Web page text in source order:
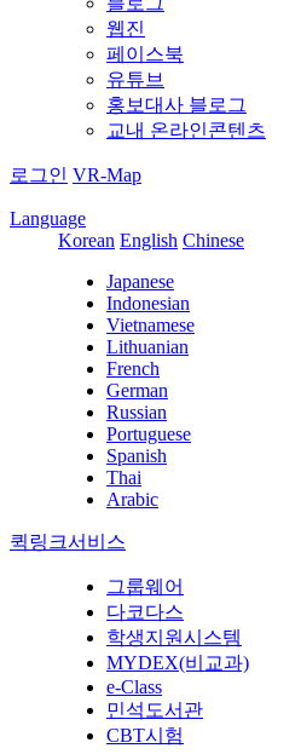
웹진
페이스북
유튜브
홍보대사 블로그
교내 온라인콘텐츠
로그인 VR-Map
Language
Korean English Chinese
Japanese
Indonesian
Vietnamese
Lithuanian
French
German
Russian
Portuguese
Spanish
Thai
Arabic
퀵링크서비스
그룹웨어
다코다스
학생지원시스템
MYDEX(비교과)
e-Class
민석도서관
CBT시험